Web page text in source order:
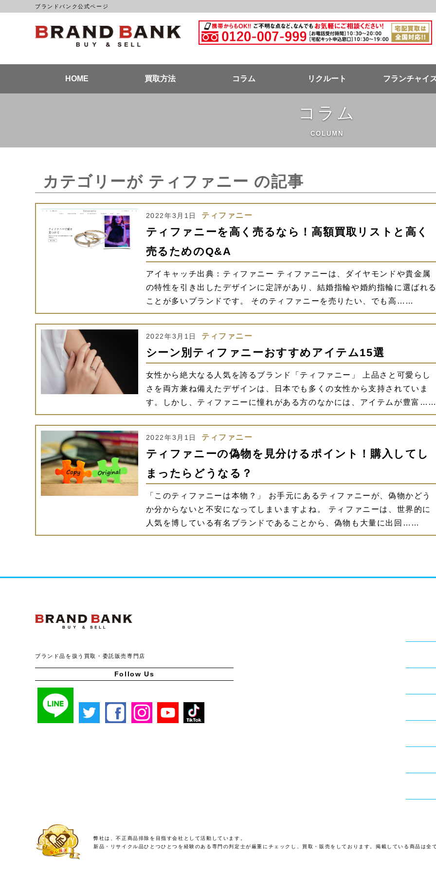
ブランドバンク公式ページ
ブランドバンク公式ページ
HOME 買取方法 コラム リクルート フランチャイ
コラム
COLUMN
カテゴリーが ティファニー の記事
2022年3月1日 ティファニー
ティファニーを高く売るなら！高額買取リストと高く
売るためのQ&A
アイキャッチ出典：ティファニー ティファニーは、ダイヤモンドや貴金属
の特性を引き出したデザインに定評があり、結婚指輪や婚約指輪に選ばれ
ことが多いブランドです。 そのティファニーを売りたい、でも高……
2022年3月1日 ティファニー
シーン別ティファニーおすすめアイテム15選
女性から絶大なる人気を誇るブランド「ティファニー」 上品さと可愛らし
さを両方兼ね備えたデザインは、日本でも多くの女性から支持されていま
す。しかし、ティファニーに憧れがある方のなかには、アイテムが豊富
2022年3月1日 ティファニー
ティファニーの偽物を見分けるポイント！購入してし
まったらどうなる？
「このティファニーは本物？」 お手元にあるティファニーが、偽物かどう
か分からないと不安になってしまいますよね。 ティファニーは、世界的に
人気を博している有名ブランドであることから、偽物も大量に出回……
ブランド品を扱う買取・委託販売専門店
Follow Us
弊社は、不正商品排除を目指す会社として活動しています。
新品・リサイクル品ひとつひとつを経験のある専門の判定士が厳重にチェックし、買取・販売をしております。掲載している商品は